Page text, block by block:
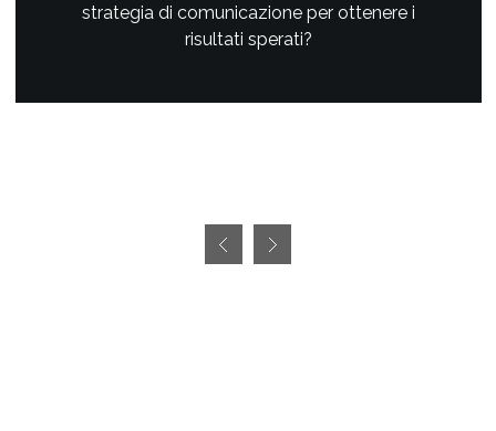
strategia di comunicazione per ottenere i
risultati sperati?